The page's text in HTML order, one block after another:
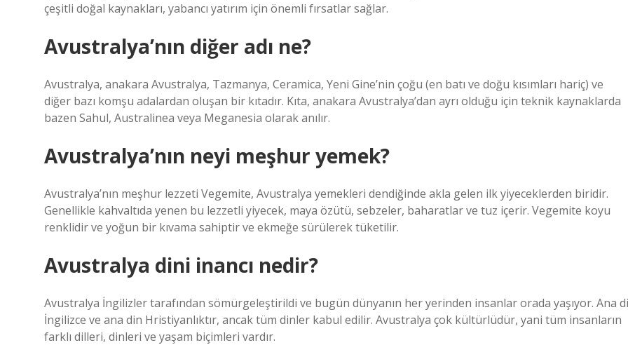
çeşitli doğal kaynakları, yabancı yatırım için önemli fırsatlar sağlar.
Avustralya’nın diğer adı ne?
Avustralya, anakara Avustralya, Tazmanya, Ceramica, Yeni Gine’nin çoğu (en batı ve doğu kısımları hariç) ve
diğer bazı komşu adalardan oluşan bir kıtadır. Kıta, anakara Avustralya’dan ayrı olduğu için teknik kaynaklarda
bazen Sahul, Australinea veya Meganesia olarak anılır.
Avustralya’nın neyi meşhur yemek?
Avustralya’nın meşhur lezzeti Vegemite, Avustralya yemekleri dendiğinde akla gelen ilk yiyeceklerden biridir.
Genellikle kahvaltıda yenen bu lezzetli yiyecek, maya özütü, sebzeler, baharatlar ve tuz içerir. Vegemite koyu
renklidir ve yoğun bir kıvama sahiptir ve ekmeğe sürülerek tüketilir.
Avustralya dini inancı nedir?
Avustralya İngilizler tarafından sömürgeleştirildi ve bugün dünyanın her yerinden insanlar orada yaşıyor. Ana
İngilizce ve ana din Hristiyanlıktır, ancak tüm dinler kabul edilir. Avustralya çok kültürlüdür, yani tüm insanların
farklı dilleri, dinleri ve yaşam biçimleri vardır.